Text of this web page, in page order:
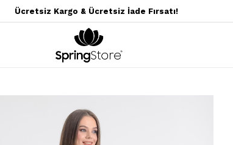
Ücretsiz Kargo & Ücretsiz İade Fırsatı!